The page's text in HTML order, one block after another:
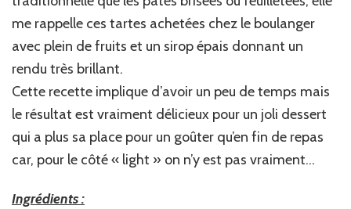
me rappelle ces tartes achetées chez le boulanger
avec plein de fruits et un sirop épais donnant un
rendu très brillant.
Cette recette implique d’avoir un peu de temps mais
le résultat est vraiment délicieux pour un joli dessert
qui a plus sa place pour un goûter qu’en fin de repas
car, pour le côté « light » on n’y est pas vraiment…
Ingrédients :